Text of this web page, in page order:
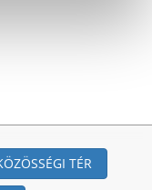
TÉR